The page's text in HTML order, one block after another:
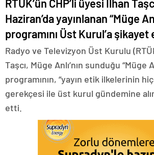
nakliyat
RTÜK’ün CHP’li üyesi İlhan
Haziran’da yayınlanan “Müge
programını Üst Kurul’a şikayet
Radyo ve Televizyon Üst Kurulu
Taşcı, Müge Anlı’nın sunduğu “Müge
programının, “yayın etik ilkelerinin
gerekçesi ile üst kurul gündemine
etti.